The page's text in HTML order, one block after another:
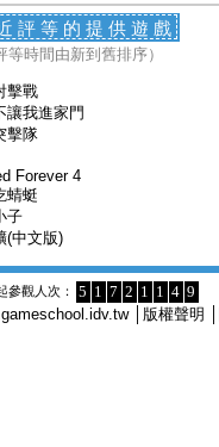
評等的提供遊戲
等時間由新到舊排序）
擊戰
讓我進家門
擊隊
Forever 4
蜻蜓
子
(中文版)
參觀人次： 5 1 7 2 1 1 4 9
│ 版權聲明